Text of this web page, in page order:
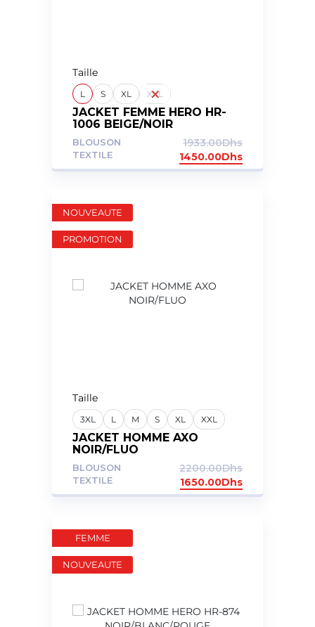
Taille
L S XL XXL
JACKET FEMME HERO HR-
1006 BEIGE/NOIR
BLOUSON
TEXTILE
1933.00Dhs
1450.00Dhs
Taille
3XL L M S XL XXL
JACKET HOMME AXO
NOIR/FLUO
BLOUSON
TEXTILE
2200.00Dhs
1650.00Dhs
NOUVEAUTE
PROMOTION
FEMME
NOUVEAUTE